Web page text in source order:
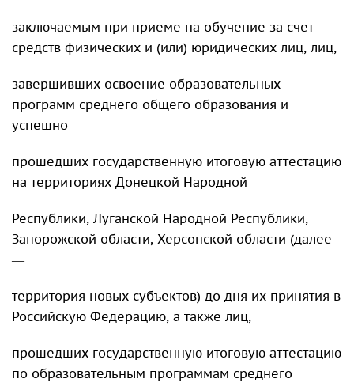
заключаемым при приеме на обучение за счет
средств физических и (или) юридических лиц, лиц,
завершивших освоение образовательных
программ среднего общего образования и
успешно
прошедших государственную итоговую аттестацию
на территориях Донецкой Народной
Республики, Луганской Народной Республики,
Запорожской области, Херсонской области (далее
—
территория новых субъектов) до дня их принятия в
Российскую Федерацию, а также лиц,
прошедших государственную итоговую аттестацию
по образовательным программам среднего